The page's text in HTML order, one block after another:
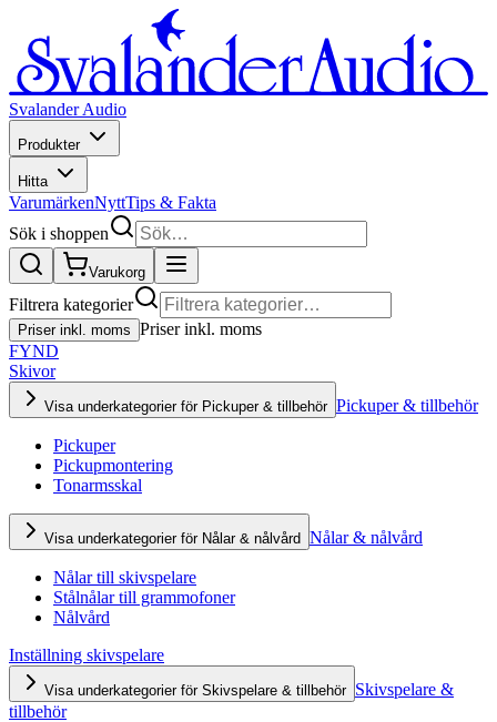
Svalander Audio
Produkter
Hitta
VarumärkenNyttTips & Fakta
Sök i shoppen
Varukorg
Filtrera kategorier
Priser inkl. moms Priser inkl. moms
FYND
Skivor
Visa underkategorier för Pickuper & tillbehör Pickuper & tillbehör
Pickuper
Pickupmontering
Tonarmsskal
Visa underkategorier för Nålar & nålvård Nålar & nålvård
Nålar till skivspelare
Stålnålar till grammofoner
Nålvård
Inställning skivspelare
Visa underkategorier för Skivspelare & tillbehör Skivspelare &
tillbehör